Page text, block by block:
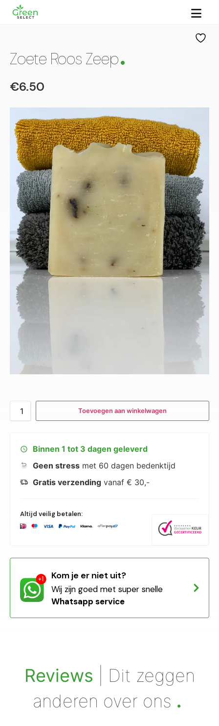
Zoete Roos Zeep.
€6.50
Toevoegen aan winkelwagen
Binnen 1 tot 3 dagen geleverd
Geen stress met 60 dagen bedenktijd
Gratis verzending vanaf € 30,-
Altijd veilig betalen:
Kom je er niet uit?
Wij zijn goed met super snelle
Whatsapp service
Reviews | Dit zeggen
anderen over ons.